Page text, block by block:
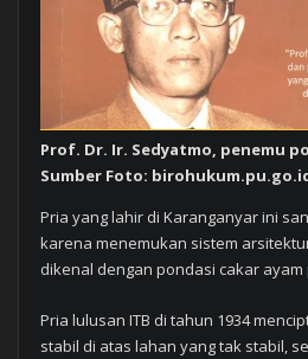
Prof. Dr. Ir. Sedyatmo, penemu
Sumber Foto:
Pria yang lahir di Karanganyar ini
karena menemukan sistem
dikenal dengan pondasi cakar ayam
Pria lulusan ITB di tahun 1934
stabil di atas lahan yang tak stabil,